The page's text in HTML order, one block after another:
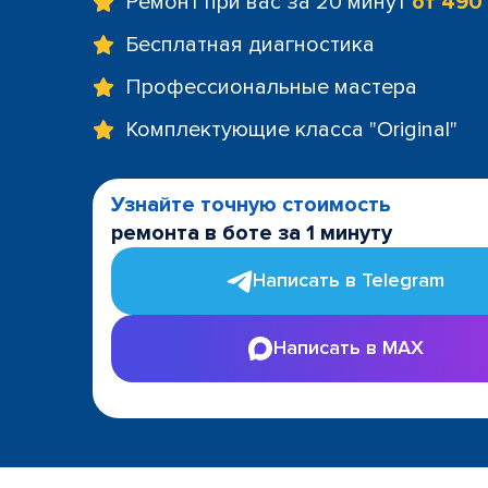
Бесплатная диагностика
Профессиональные мастера
Комплектующие класса "Original"
Узнайте точную стоимость
ремонта в боте за 1 минуту
Написать в Telegram
Написать в MAX